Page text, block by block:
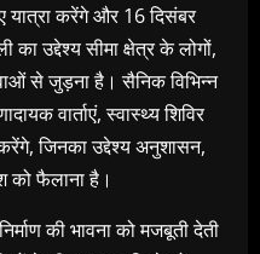
यात्रा करेंगे और 16 दिसंबर
उद्देश्य सीमा क्षेत्र के लोगों,
से जुड़ना है। सैनिक विभिन्न
वार्ताएं, स्वास्थ्य शिविर
जिनका उद्देश्य अनुशासन,
को फैलाना है।
की भावना को मजबूती देती